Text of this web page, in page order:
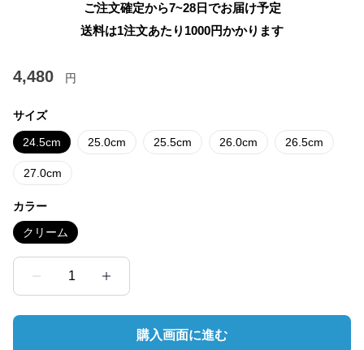
ご注文確定から7~28日でお届け予定
送料は1注文あたり 1000円かかります
4,480 円
サイズ
24.5cm 25.0cm 25.5cm 26.0cm 26.5cm
27.0cm
カラー
クリーム
1
購入画面に進む